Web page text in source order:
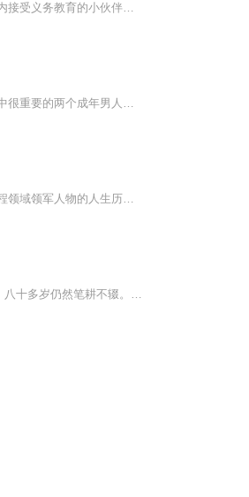
抓住每一个今天去阅读，你会感叹时间的力量！因为国内的英语学习应试性质，大部分在国内接受义务教育的小伙伴，都或多或少会对读英语有没来由的抵触心理，通过这个专辑对英文名著片段的领读，用每日更新的方式，帮助小伙伴提升对英语阅读的接纳程度，陪伴你养成读文章的习惯。过好每一个“今天”✨从阅读英文名著开始❤️
带有严重恋父情结的她，当离开家，孤身一人来到省重点高中，彼此相见恨晚地遇到了生命中很重要的两个成年男人时，她会怎样？ 责任上，面对的是改变人生命运的高考；感情上，面对的是两个极其优秀的老师和处处帮着她的班长；伦理上，面对的是道德的底线和做...
本书为程华清先生的个人回忆录，记录了作者从黄陂乡野起步，成长为我国超深基坑支护工程领域领军人物的人生历程。作者生于旧社会、长于红旗下，少年时期即立下走出山村、探索未知的志向。从田野间的放牛娃，到求学路上的求索者，再到岩土工程领域的深耕者...
父亲是一名30后老人，是他们那一代人里少有的“文革”前的大学生。父亲爱读书，也爱写书，八十多岁仍然笔耕不辍。这些年我没少听他讲人生趣事，早就建议他写出来，近日，他终于开始动笔了，让我们跟随父亲的笔触，一起走进那些年、那些事，一起感受不同人...